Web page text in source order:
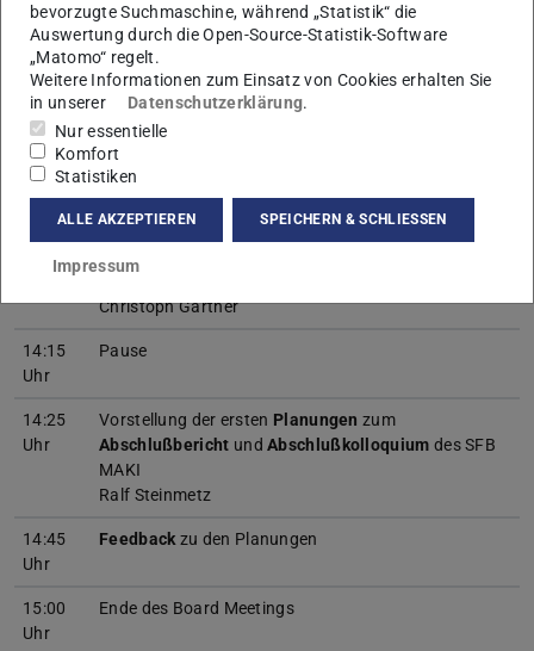
Uhr
„Kontextbasierte Prädiktion der Netzauslastung zur
Verbesserung der Servicequalität und
Kundenzufriedenheit“
mit dem Industriepartner
Vodafone GmbH
Patrick Felka
14:00
Uhr
„DynSDN: Dynamisches Management von
Christoph Gärtner
14:15
Uhr
Pause
14:25
Uhr
Vorstellung der ersten Planungen zum
Abschlußbericht undAbschlußkolloquium des SFB
MAKI
Ralf Steinmetz
14:45
Uhr
Feedback zu den Planungen
15:00
Uhr
Ende des Board Meetings
bevorzugte Suchmaschine, während „Statistik“ die
Auswertung durch die Open-Source-Statistik-Software
„Matomo“ regelt.
Weitere Informationen zum Einsatz von Cookies erhalten Sie
in unserer
Datenschutzerklärung.
Nur essentielle
Komfort
Statistiken
ALLE AKZEPTIEREN SPEICHERN & SCHLIESSEN
Impressum